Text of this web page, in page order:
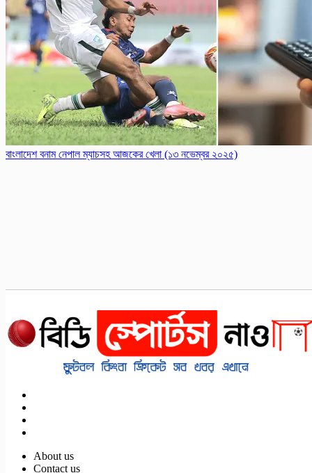
বাংলাদেশ বনাম নেপাল ম্যাচসহ আজকের খেলা (১৩ নভেম্বর ২০২৫)
About us
Contact us